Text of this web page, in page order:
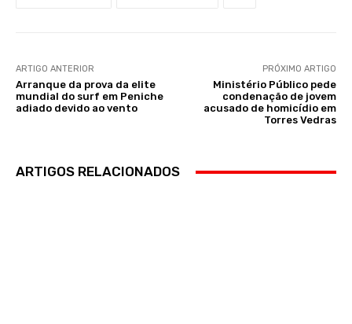
ARTIGO ANTERIOR
Arranque da prova da elite
mundial do surf em Peniche
adiado devido ao vento
PRÓXIMO ARTIGO
Ministério Público pede
condenação de jovem
acusado de homicídio em
Torres Vedras
ARTIGOS RELACIONADOS